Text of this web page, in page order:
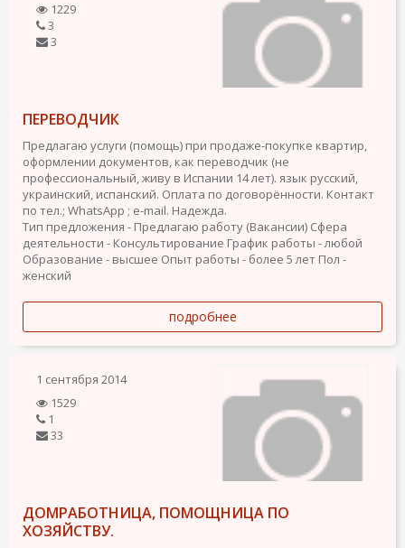
1229
3
3
ПЕРЕВОДЧИК
Предлагаю услуги (помощь) при продаже-покупке квартир,
оформлении документов, как переводчик (не
профессиональный, живу в Испании 14 лет). язык русский,
украинский, испанский. Оплата по договорённости. Контакт
по тел.; WhatsApp ; e-mail. Надежда.
Тип предложения - Предлагаю работу (Вакансии) Сфера
деятельности - Консультирование График работы - любой
Образование - высшее Опыт работы - более 5 лет Пол -
женский
подробнее
1 сентября 2014
1529
1
33
ДОМРАБОТНИЦА, ПОМОЩНИЦА ПО
ХОЗЯЙСТВУ.